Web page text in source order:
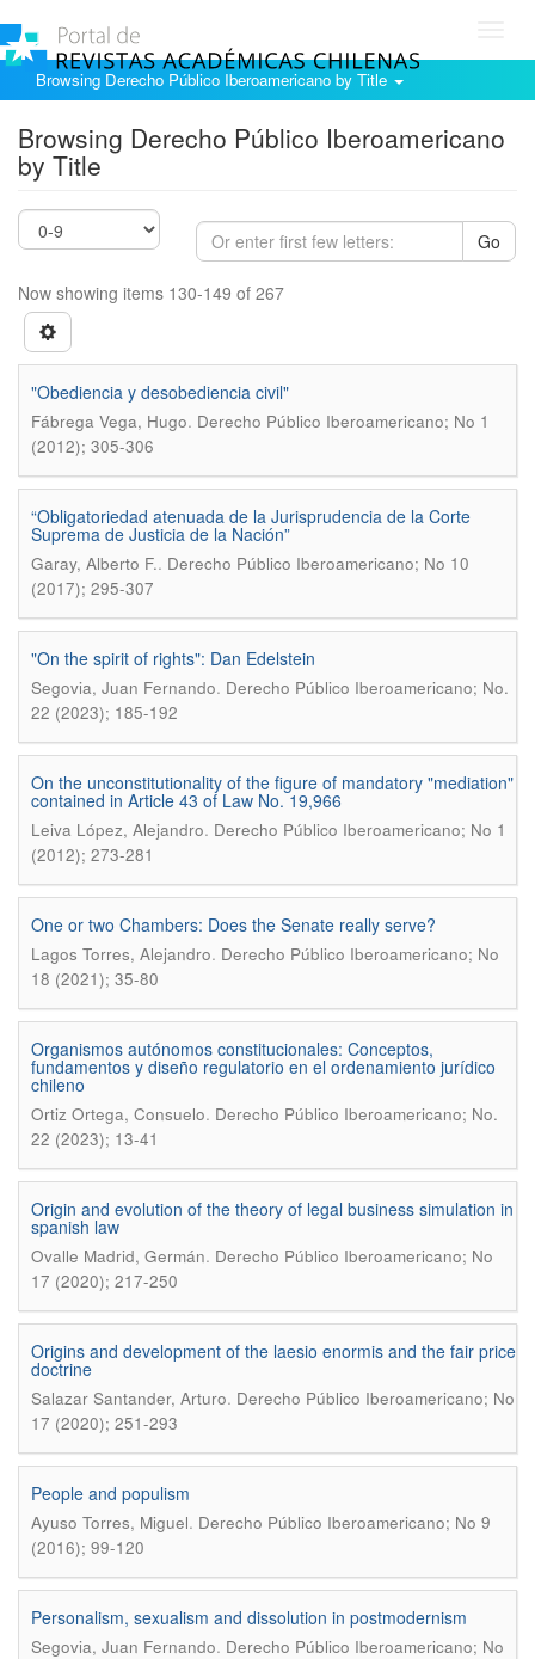
Browsing Derecho Público Iberoamericano by Title
Browsing Derecho Público Iberoamericano
by Title
Go
Now showing items 130-149 of 267
"Obediencia y desobediencia civil"
Fábrega Vega, Hugo. Derecho Público Iberoamericano; No 1
(2012); 305-306
“Obligatoriedad atenuada de la Jurisprudencia de la Corte
Suprema de Justicia de la Nación”
Garay, Alberto F.. Derecho Público Iberoamericano; No 10
(2017); 295-307
"On the spirit of rights": Dan Edelstein
Segovia, Juan Fernando. Derecho Público Iberoamericano; No.
22 (2023); 185-192
On the unconstitutionality of the figure of mandatory "mediation"
contained in Article 43 of Law No. 19,966
Leiva López, Alejandro. Derecho Público Iberoamericano; No 1
(2012); 273-281
One or two Chambers: Does the Senate really serve?
Lagos Torres, Alejandro. Derecho Público Iberoamericano; No
18 (2021); 35-80
Organismos autónomos constitucionales: Conceptos,
fundamentos y diseño regulatorio en el ordenamiento jurídico
chileno
Ortiz Ortega, Consuelo. Derecho Público Iberoamericano; No.
22 (2023); 13-41
Origin and evolution of the theory of legal business simulation in
spanish law
Ovalle Madrid, Germán. Derecho Público Iberoamericano; No
17 (2020); 217-250
Origins and development of the laesio enormis and the fair price
doctrine
Salazar Santander, Arturo. Derecho Público Iberoamericano; No
17 (2020); 251-293
People and populism
Ayuso Torres, Miguel. Derecho Público Iberoamericano; No 9
(2016); 99-120
Personalism, sexualism and dissolution in postmodernism
Segovia, Juan Fernando. Derecho Público Iberoamericano; No